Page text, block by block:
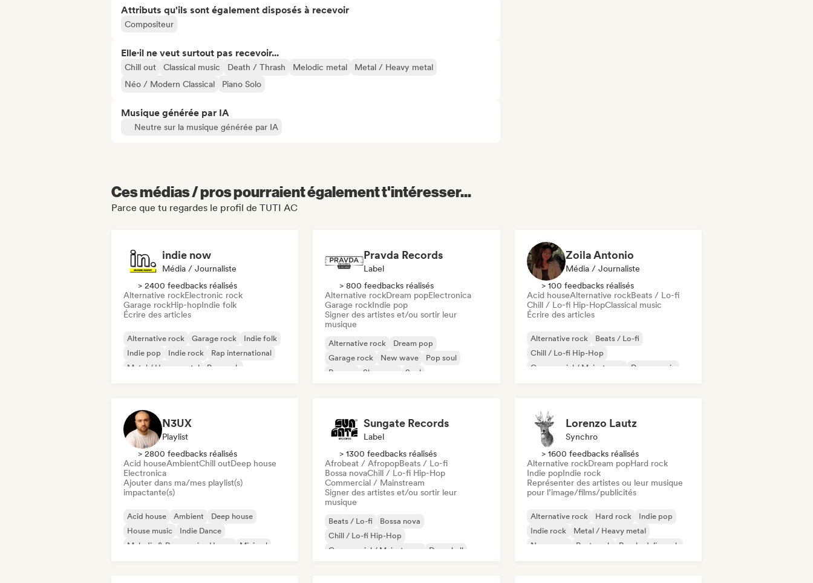
Attributs qu'ils sont également disposés à recevoir
Compositeur
Elle·il ne veut surtout pas recevoir...
Chill out Classical music Death / Thrash Melodic metal
Metal / Heavy metal
Néo / Modern Classical
Piano Solo
Musique générée par IA
Neutre sur la musique générée par IA
Ces médias / pros pourraient également t'intéresser...
Parce que tu regardes le profil de TUTI AC
indie now
Média / Journaliste
> 2400 feedbacks réalisés
Alternative rockElectronic rock
Garage rockHip-hopIndie folk
Écrire des articles
Alternative rock Garage rock
Indie folk
Indie pop
Indie rock
Rap international
Metal / Heavy metal
Pop rock
Pravda Records
Label
> 800 feedbacks réalisés
Alternative rockDream popElectronica
Garage rockIndie pop
Signer des artistes et/ou sortir leur
musique
Alternative rock
Dream pop
Garage rock
New wave
Pop soul
Reggae
Shoegaze Soul
Zoila Antonio
Média / Journaliste
> 100 feedbacks réalisés
Acid houseAlternative rockBeats / Lo-fi
Chill / Lo-fi Hip-HopClassical music
Écrire des articles
Alternative rock
Beats / Lo-fi
Chill / Lo-fi Hip-Hop
Commercial / Mainstream
Dance music
N3UX
Playlist
> 2800 feedbacks réalisés
Acid houseAmbientChill outDeep house
Electronica
Ajouter dans ma/mes playlist(s)
impactante(s)
Acid house Ambient
Deep house
House music
Indie Dance
Melodic & Progressive House
Minimal
Sungate Records
Label
> 1300 feedbacks réalisés
Afrobeat / AfropopBeats / Lo-fi
Bossa novaChill / Lo-fi Hip-Hop
Commercial / Mainstream
Signer des artistes et/ou sortir leur
musique
Beats / Lo-fi
Bossa nova
Chill / Lo-fi Hip-Hop
Commercial / Mainstream
Dancehall
Lorenzo Lautz
Synchro
> 1600 feedbacks réalisés
Alternative rockDream popHard rock
Indie popIndie rock
Représenter des artistes ou leur musique
pour l’image/films/publicités
Alternative rock Hard rock
Indie pop
Indie rock
Metal / Heavy metal
New wave
Post punk Psychedelic rock